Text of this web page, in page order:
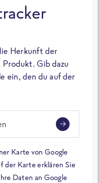
Herkunft der
Gib dazu
ein, den du auf der
Karte von Google
der Karte erklären Sie
Daten an Google